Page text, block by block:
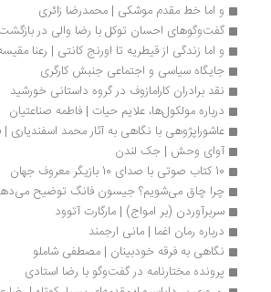
و اما خط مقدم موشکی | محمدرضا زائری
گفت‌وگوهای احسان توکل با رضا والی در بازگشت به
و اما زندگی از قیطریه تا اورنج کانتی | رعنا مقیسه
جایگاه سیاسی و اجتماعی جنبش کارگری
نقد برادران کارامازوف در گروه داستانی خورشید
درباره مولکول‌ها، علایم حیات | فاطمه صناعتیان
عاشوراپژوهی با نگاهی به آثار محمد اسفندیاری | فرزاد
آوای وحش | جک لندن
چرا چاق می‌شویم؟ جیسون فانگ توضیح می‌دهد
سربرآوردن (بر امواج) | مارگارت آتوود
درباره رمان اغما | مانی ارجمند
نگاهی به فرقه خودبینان | مصطفی شاملو
پرونده مختارنامه در گفت‌وگو با رضا استادی